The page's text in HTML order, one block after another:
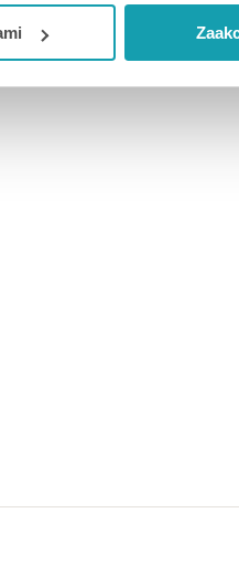
się to jednak wiązało z